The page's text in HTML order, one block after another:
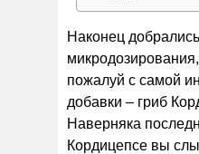
Наконец
пожалуй с самой
добавки – гриб
Наверняка
Кордицепсе вы